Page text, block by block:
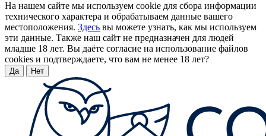
На нашем сайте мы используем cookie для сбора информации
технического характера и обрабатываем данные вашего
местоположения. Здесь вы можете узнать, как мы используем
эти данные. Также наш сайт не предназначен для людей
младше 18 лет. Вы даёте согласие на использование файлов
cookies и подтверждаете, что вам не менее 18 лет?
Да Нет